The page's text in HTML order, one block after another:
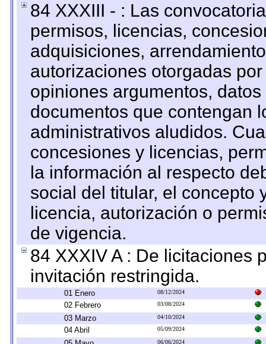
84 XXXIII - : Las
permisos, licencias,
adquisiciones,
autorizaciones otorgadas
opiniones argumentos,
documentos que contengan
administrativos aludidos.
concesiones y licencias,
la información al respecto
social del titular, el concepto
licencia, autorización o
de vigencia.
84 XXXIV A : De licitaciones
invitación restringida.
01 Enero 08/12/2024
02 Febrero 03/08/2024
03 Marzo 04/10/2024
04 Abril 05/09/2024
06/06/2024